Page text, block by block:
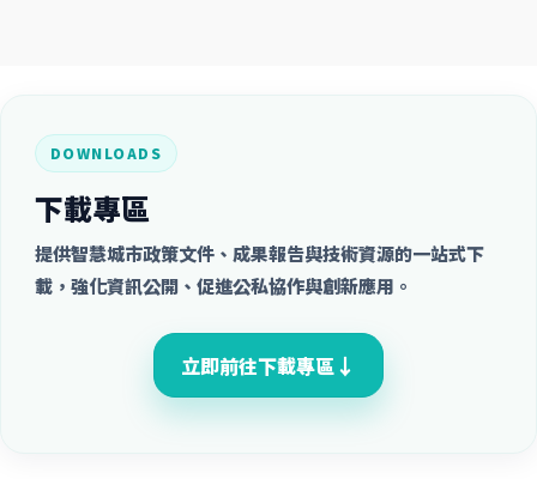
DOWNLOADS
下載專區
提供智慧城市政策文件、成果報告與技術資源的一站式下
載，強化資訊公開、促進公私協作與創新應用。
立即前往下載專區↓